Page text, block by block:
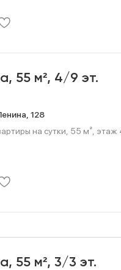
55 м², 4/9 эт.
128
на сутки, 55 м², этаж
55 м², 3/3 эт.